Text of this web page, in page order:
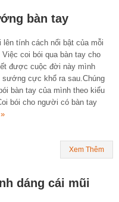
bàn tay
lên tính cách nổi bật của mỗi
coi bói qua bàn tay cho
được cuộc đời này mình
cực khổ ra sau.Chúng
bàn tay của mình theo kiểu
bói cho người có bàn tay
Xem Thêm
dáng cái mũi